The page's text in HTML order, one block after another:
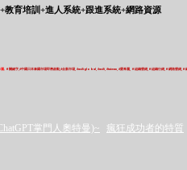
+教育培訓 +進人系統+跟進系統+網路資源
麗, ＃關鍵字 ​​​​​​​​​​,#中國日本泰國市場即將啟動 ​​​​​​​​​​,#全新市場 ​​​​​​​​​​, #asiliglobal​​​​​​​​​​, #asili​​​​​​​​​​, #taiwan​​​​​​​​​​, #愛希麗 ＃組織營銷 ＃組織行銷 ＃網路營銷 ＃
掌門人奧特曼)~ 瘋狂成功者的特質